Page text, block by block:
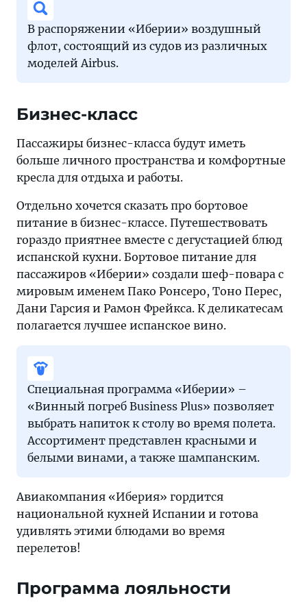
В распоряжении «Иберии» воздушный
флот, состоящий из судов из различных
моделей Airbus.
Бизнес-класс
Пассажиры бизнес-класса будут иметь
больше личного пространства и комфортные
кресла для отдыха и работы.
Отдельно хочется сказать про бортовое
питание в бизнес-классе. Путешествовать
гораздо приятнее вместе с дегустацией блюд
испанской кухни. Бортовое питание для
пассажиров «Иберии» создали шеф-повара с
мировым именем Пако Ронсеро, Тоно Перес,
Дани Гарсия и Рамон Фрейкса. К деликатесам
полагается лучшее испанское вино.
Специальная программа «Иберии» –
«Винный погреб Business Plus» позволяет
выбрать напиток к столу во время полета.
Ассортимент представлен красными и
белыми винами, а также шампанским.
Авиакомпания «Иберия» гордится
национальной кухней Испании и готова
удивлять этими блюдами во время
перелетов!
Программа лояльности